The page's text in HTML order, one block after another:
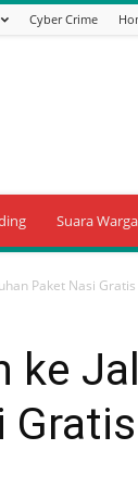
Cyber Crime
Suara
Paket Nasi Gratis
ke